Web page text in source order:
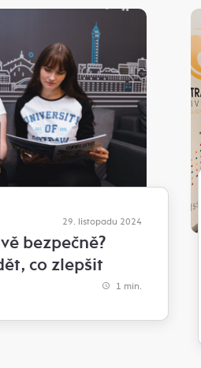
29. listopadu 2024
bezpečně?
co zlepšit
1 min.